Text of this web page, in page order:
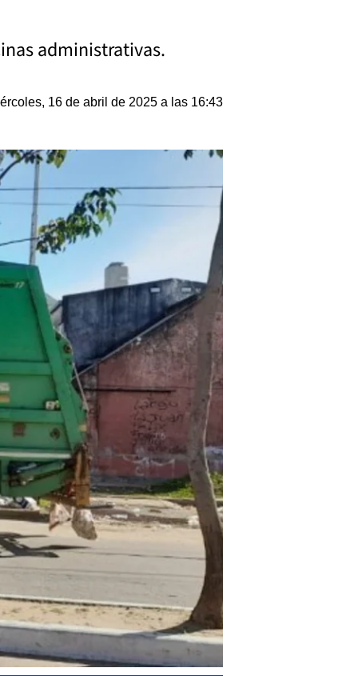
administrativas.
16 de abril de 2025 a las 16:43